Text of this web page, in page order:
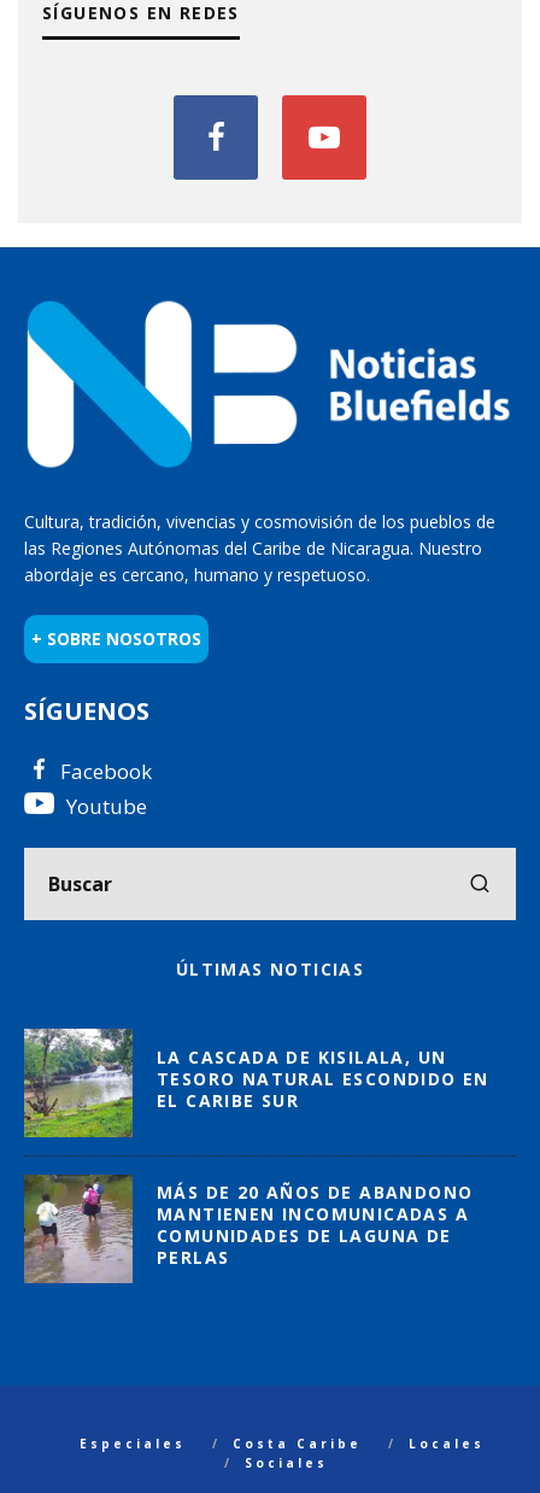
SÍGUENOS EN REDES
Cultura, tradición, vivencias y cosmovisión de los pueblos de
las Regiones Autónomas del Caribe de Nicaragua. Nuestro
abordaje es cercano, humano y respetuoso.
+ SOBRE NOSOTROS
SÍGUENOS
Facebook
Youtube
ÚLTIMAS NOTICIAS
LA CASCADA DE KISILALA, UN
TESORO NATURAL ESCONDIDO EN
EL CARIBE SUR
MÁS DE 20 AÑOS DE ABANDONO
MANTIENEN INCOMUNICADAS A
COMUNIDADES DE LAGUNA DE
PERLAS
Especiales Costa Caribe
Locales
Sociales